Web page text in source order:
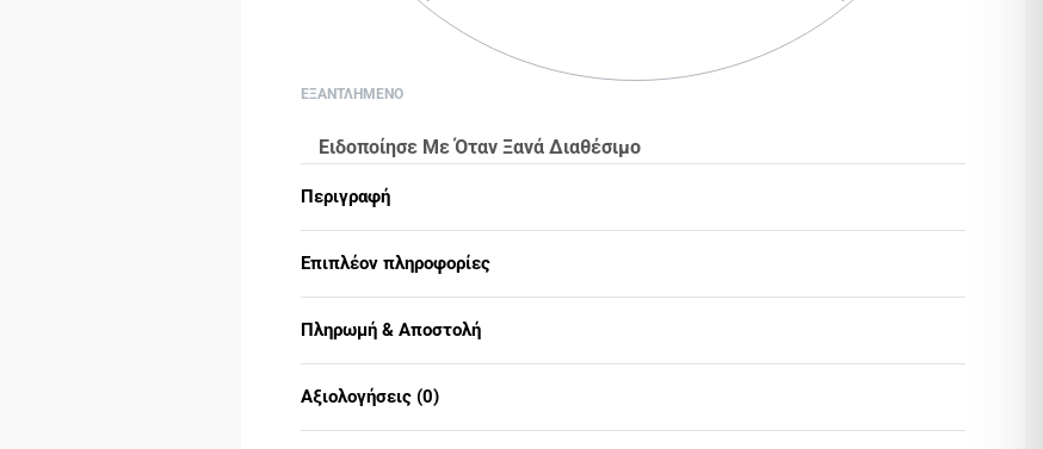
ΕΞΑΝΤΛΗΜΕΝΟ
Ειδοποίησε Με Όταν Ξανά Διαθέσιμο
Περιγραφή
Επιπλέον πληροφορίες
Πληρωμή & Αποστολή
Αξιολογήσεις (0)